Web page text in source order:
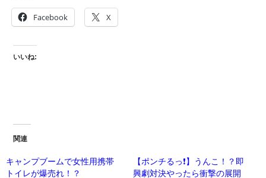
Facebook X
いいね:
関連
キャンプブームで女性用携帯
トイレが爆売れ！？
【ポンチるっ❗️】うんこ！？即
興劇対決やったら衝撃の展開